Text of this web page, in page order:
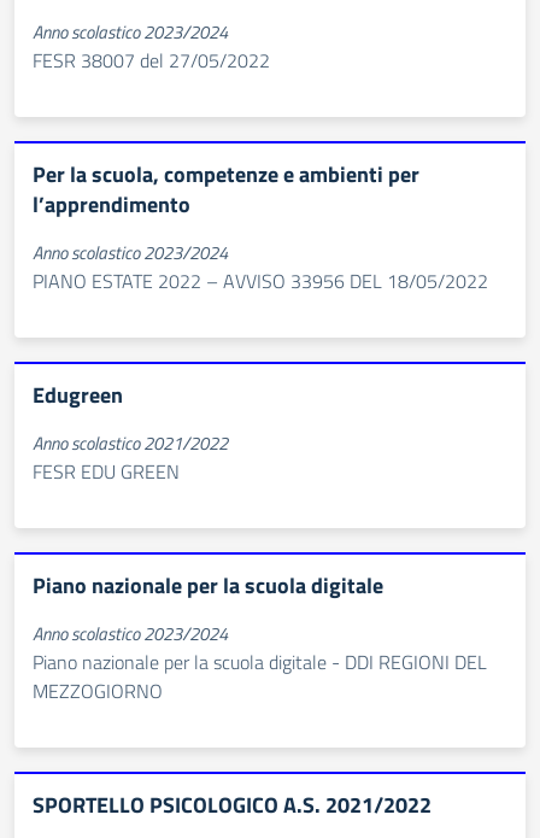
Anno scolastico 2023/2024
FESR 38007 del 27/05/2022
Per la scuola, competenze e ambienti per
l’apprendimento
Anno scolastico 2023/2024
PIANO ESTATE 2022 – AVVISO 33956 DEL 18/05/2022
Edugreen
Anno scolastico 2021/2022
FESR EDU GREEN
Piano nazionale per la scuola digitale
Anno scolastico 2023/2024
Piano nazionale per la scuola digitale - DDI REGIONI DEL
MEZZOGIORNO
SPORTELLO PSICOLOGICO A.S. 2021/2022